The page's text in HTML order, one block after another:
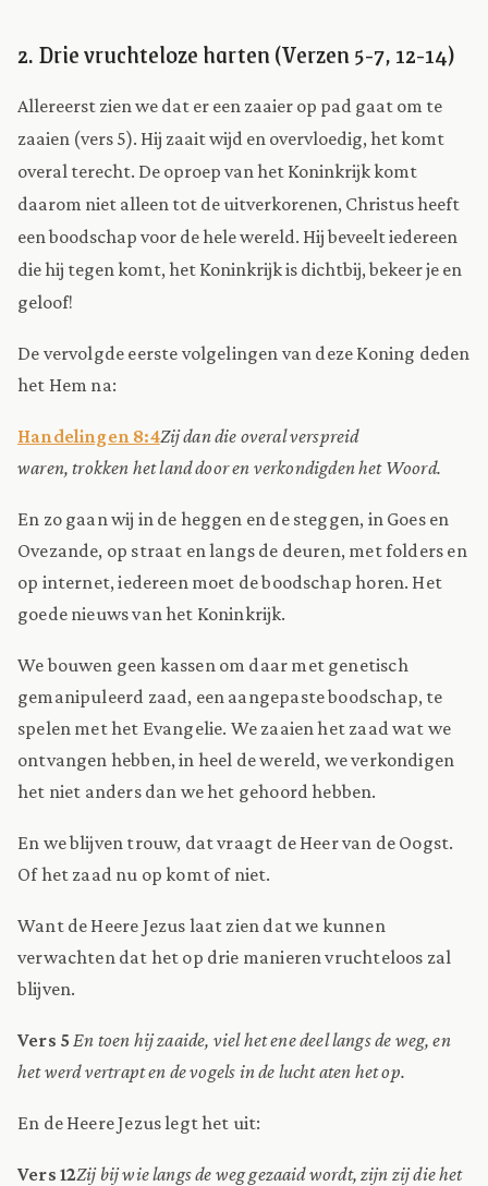
2. Drie vruchteloze harten (Verzen 5-7, 12-14)
Allereerst zien we dat er een zaaier op pad gaat om te
zaaien (vers 5). Hij zaait wijd en overvloedig, het komt
overal terecht. De oproep van het Koninkrijk komt
daarom niet alleen tot de uitverkorenen, Christus heeft
een boodschap voor de hele wereld. Hij beveelt iedereen
die hij tegen komt, het Koninkrijk is dichtbij, bekeer je en
geloof!
De vervolgde eerste volgelingen van deze Koning deden
het Hem na:
Handelingen 8:4Zij dan die overal verspreid
waren, trokken het land door en verkondigden het Woord.
En zo gaan wij in de heggen en de steggen, in Goes en
Ovezande, op straat en langs de deuren, met folders en
op internet, iedereen moet de boodschap horen. Het
goede nieuws van het Koninkrijk.
We bouwen geen kassen om daar met genetisch
gemanipuleerd zaad, een aangepaste boodschap, te
spelen met het Evangelie. We zaaien het zaad wat we
ontvangen hebben, in heel de wereld, we verkondigen
het niet anders dan we het gehoord hebben.
En we blijven trouw, dat vraagt de Heer van de Oogst.
Of het zaad nu op komt of niet.
Want de Heere Jezus laat zien dat we kunnen
verwachten dat het op drie manieren vruchteloos zal
blijven.
Vers 5 En toen hij zaaide, viel het ene deel langs de weg, en
het werd vertrapt en de vogels in de lucht aten het op.
En de Heere Jezus legt het uit:
Vers 12Zij bij wie langs de weg gezaaid wordt, zijn zij die het